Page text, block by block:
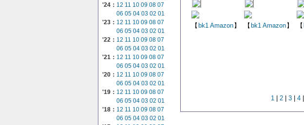
'24： 12 11 10 09 08 07
06 05 04 03 02 01
'23： 12 11 10 09 08 07
06 05 04 03 02 01
'22： 12 11 10 09 08 07
06 05 04 03 02 01
'21： 12 11 10 09 08 07
06 05 04 03 02 01
'20： 12 11 10 09 08 07
06 05 04 03 02 01
'19： 12 11 10 09 08 07
06 05 04 03 02 01
'18： 12 11 10 09 08 07
06 05 04 03 02 01
【 bk1 Amazon 】 【 bk1 Amazon 】 【
1 2 3 4